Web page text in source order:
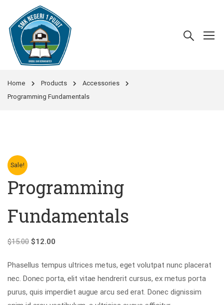
Home Products
Accessories
Programming Fundamentals
Sale!
Programming
Fundamentals
$15.00 $12.00
Phasellus tempus ultrices metus, eget volutpat nunc placerat
nec. Donec porta, elit vitae hendrerit cursus, ex metus porta
purus, quis imperdiet augue arcu sed erat. Donec dignissim